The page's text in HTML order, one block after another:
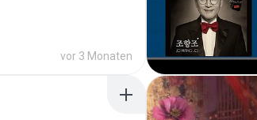
vor 3 Monaten